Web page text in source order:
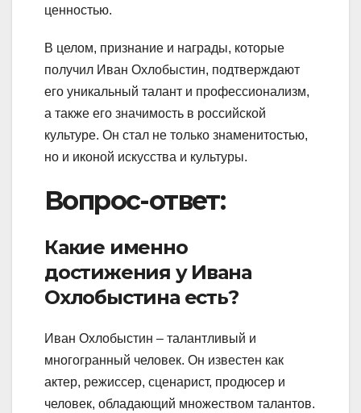
ценностью.
В целом, признание и награды, которые
получил Иван Охлобыстин, подтверждают
его уникальный талант и профессионализм,
а также его значимость в российской
культуре. Он стал не только знаменитостью,
но и иконой искусства и культуры.
Вопрос-ответ:
Какие именно
достижения у Ивана
Охлобыстина есть?
Иван Охлобыстин – талантливый и
многогранный человек. Он известен как
актер, режиссер, сценарист, продюсер и
человек, обладающий множеством талантов.